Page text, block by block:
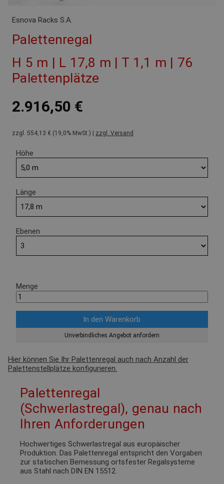
Esnova Racks S.A.
Palettenregal
H 5 m | L 17,8 m | T 1,1 m | 76
Palettenplätze
2.916,50 €
zzgl. 554,13 € (19,0% MwSt.) | zzgl. Versand
Höhe
Länge
Ebenen
Menge
Unverbindliches Angebot anfordern
Hier können Sie Ihr Palettenregal auch nach Anzahl der
Palettenstellplätze konfigurieren.
Palettenregal
(Schwerlastregal), genau nach
Ihren Anforderungen
Hochwertiges Schwerlastregal aus europäischer
Produktion. Das Palettenregal entspricht den Vorgaben
zur statischen Bemessung ortsfester Regalsysteme
aus Stahl nach DIN EN 15512.